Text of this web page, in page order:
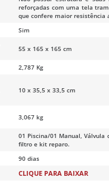
reforçadas com uma tela
que confere maior resistência
Sim
55 x 165 x 165 cm
2,787 Kg
10 x 35,5 x 33,5 cm
3,067 kg
01 Piscina/01 Manual, Válvula
filtro e kit reparo.
90 dias
CLIQUE PARA BAIXAR